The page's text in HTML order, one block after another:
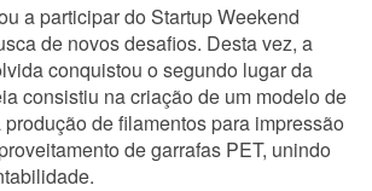
a participar do Startup Weekend
de novos desafios. Desta vez, a
conquistou o segundo lugar da
consistiu na criação de um modelo de
de filamentos para impressão
de garrafas PET, unindo